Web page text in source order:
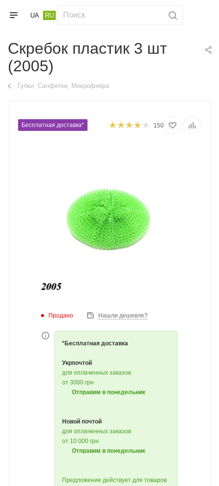
UA RU
Скребок пластик 3 шт
(2005)
Губки, Салфетки, Микрофибра
Бесплатная доставка* 150
Продано Нашли дешевле?
*Бесплатная доставка
Укрпочтой
для оплаченных заказов
от 3000 грн
Отправим в понедельник
Новой почтой
для оплаченных заказов
от 10 000 грн
Отправим в понедельник
Предложение действует для товаров